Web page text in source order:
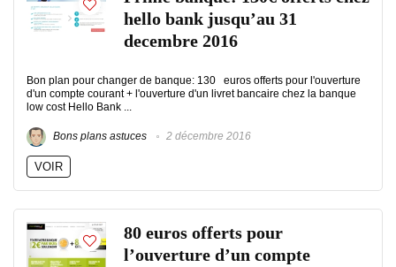
hello bank jusqu’au 31
decembre 2016
Bon plan pour changer de banque: 130 euros offerts pour l'ouverture
d'un compte courant + l'ouverture d'un livret bancaire chez la banque
low cost Hello Bank ...
Bons plans astuces 2 décembre 2016
VOIR
80 euros offerts pour
l’ouverture d’un compte